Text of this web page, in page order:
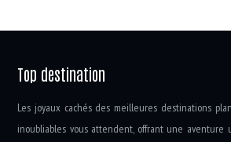
Top destination
Les joyaux cachés des meilleures destinations
inoubliables vous attendent, offrant une